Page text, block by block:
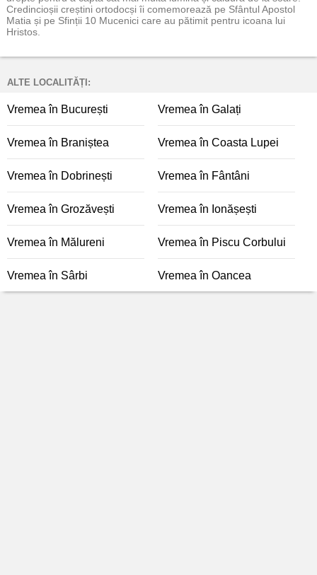
Credincioșii creștini ortodocși îi comemorează pe Sfântul Apostol
Matia și pe Sfinții 10 Mucenici care au pătimit pentru icoana lui
Hristos.
ALTE LOCALITĂȚI:
Vremea în București Vremea în Galați
Vremea în Braniștea Vremea în Coasta Lupei
Vremea în Dobrinești Vremea în Fântâni
Vremea în Grozăvești Vremea în Ionășești
Vremea în Mălureni Vremea în Piscu Corbului
Vremea în Sârbi Vremea în Oancea